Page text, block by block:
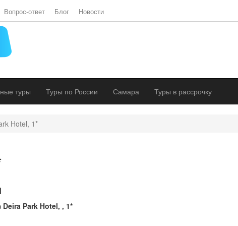
Вопрос-ответ Блог Новости
туры
Туры по России Самара Туры в рассрочку
Hotel, 1*
Deira Park Hotel, , 1*